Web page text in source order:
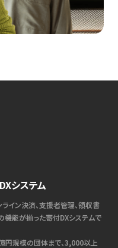
システム
イン決済、支援者管理、領収書
機能が揃った寄付DXシステムで
円規模の団体まで、3,000以上